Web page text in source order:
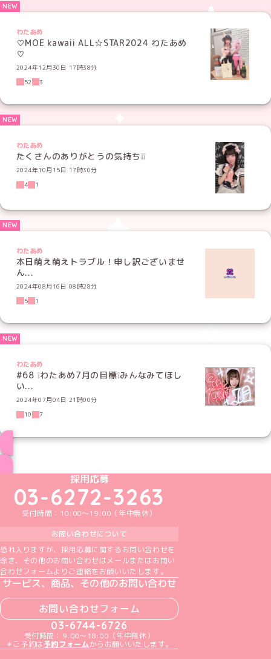
わたあめ
♡MOE kawaii ALL☆STAR2024 わたあめ
♡
2024年12月30日 17時38分
52
3
わたあめ
たくさんのありがとうの気持ち❕❕
2024年10月15日 17時30分
4
1
わたあめ
本日萌え萌えトラブル！申し訳ございませ
ん...
2024年08月16日 08時28分
5
1
わたあめ
#68 ❕わたあめ7月の目標❕みんなみてほし
い...
2024年07月04日 21時00分
10
7
めいどりーみんTikTok公式アカウント
めいどりーみんX公式アカウント
めいどりーみんInstagram公式アカウント
めいどりーみんFacebook公式アカウン
めいどりーみんYouTube公式アカ
採用応募
03-6272-3263
受付時間：10:00～19:00（年中無休）
お問い合わせについて
恐れ入りますが、採用応募に関するお問い合わせを
除き、その他のお問い合わせはメールまたはお問い
合わせフォームよりご連絡をお願いいたします。
サービス、商品、その他のお問い合わせ
お問い合わせフォーム
03-6744-6726
受付時間：9:00～18:00（年中無休）
＊ご予約は予約フォームからお願いいたします。